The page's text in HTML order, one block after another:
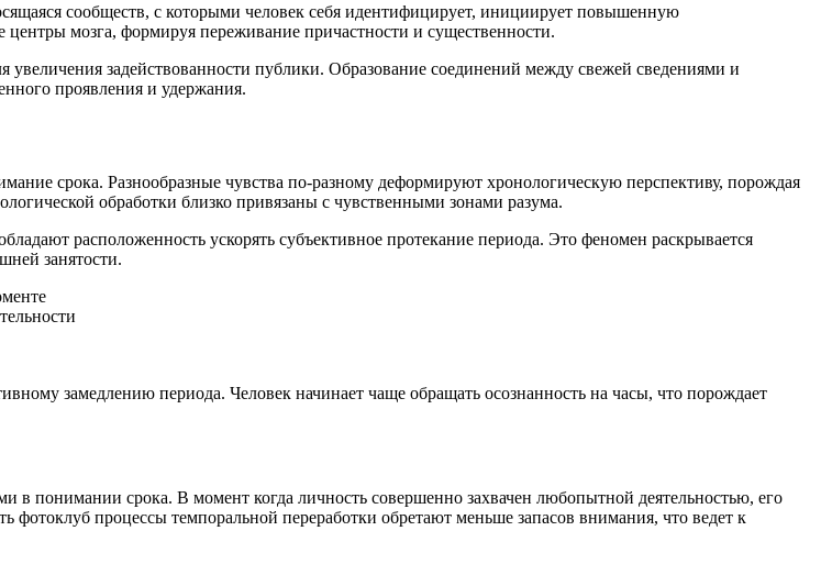
сообществ, с которыми человек себя идентифицирует, инициирует повышенную
мозга, формируя переживание причастности и существенности.
увеличения задействованности публики. Образование соединений между свежей сведениями и
проявления и удержания.
срока. Разнообразные чувства по-разному деформируют хронологическую перспективу, порождая
обработки близко привязаны с чувственными зонами разума.
расположенность ускорять субъективное протекание периода. Это феномен раскрывается
занятости.
замедлению периода. Человек начинает чаще обращать осознанность на часы, что порождает
в понимании срока. В момент когда личность совершенно захвачен любопытной деятельностью, его
фотоклуб процессы темпоральной переработки обретают меньше запасов внимания, что ведет к